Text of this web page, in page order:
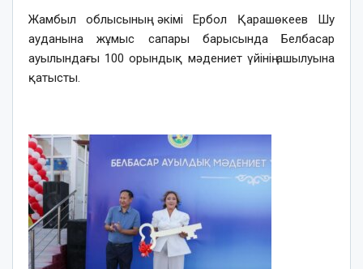
Жамбыл облысының әкімі Ербол Қарашөкеев Шу
ауданына жұмыс сапары барысында Белбасар
ауылындағы 100 орындық мәдениет үйінің ашылуына
қатысты.